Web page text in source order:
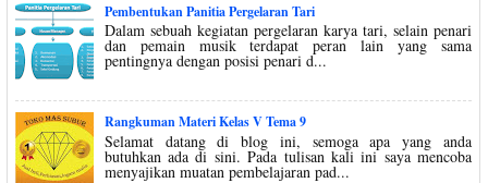
Pembentukan Panitia Pergelaran Tari
Dalam sebuah kegiatan pergelaran karya tari, selain penari
dan pemain musik terdapat peran lain yang sama
pentingnya dengan posisi penari d...
Rangkuman Materi Kelas V Tema 9
Selamat datang di blog ini, semoga apa yang anda
butuhkan ada di sini. Pada tulisan kali ini saya mencoba
menyajikan muatan pembelajaran pad...